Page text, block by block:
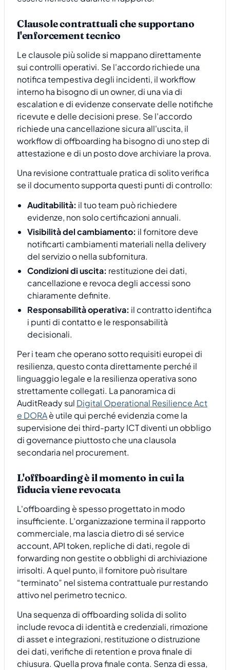
Clausole contrattuali che supportano
l'enforcement tecnico
Le clausole più solide si mappano direttamente
sui controlli operativi. Se l'accordo richiede una
notifica tempestiva degli incidenti, il workflow
interno ha bisogno di un owner, di una via di
escalation e di evidenze conservate delle notifiche
ricevute e delle decisioni prese. Se l'accordo
richiede una cancellazione sicura all'uscita, il
workflow di offboarding ha bisogno di uno step di
attestazione e di un posto dove archiviare la prova.
Una revisione contrattuale pratica di solito verifica
se il documento supporta questi punti di controllo:
Auditabilità: il tuo team può richiedere
evidenze, non solo certificazioni annuali.
Visibilità del cambiamento: il fornitore deve
notificarti cambiamenti materiali nella delivery
del servizio o nella subfornitura.
Condizioni di uscita: restituzione dei dati,
cancellazione e revoca degli accessi sono
chiaramente definite.
Responsabilità operativa: il contratto identifica
i punti di contatto e le responsabilità
decisionali.
Per i team che operano sotto requisiti europei di
resilienza, questo conta direttamente perché il
linguaggio legale e la resilienza operativa sono
strettamente collegati. La panoramica di
AuditReady sul Digital Operational Resilience Act
e DORAè utile qui perché evidenzia come la
supervisione dei third-party ICT diventi un obbligo
di governance piuttosto che una clausola
secondaria nel procurement.
L'offboarding è il momento in cui la
fiducia viene revocata
L'offboarding è spesso progettato in modo
insufficiente. L'organizzazione termina il rapporto
commerciale, ma lascia dietro di sé service
account, API token, repliche di dati, regole di
forwarding non gestite o obblighi di archiviazione
irrisolti. A quel punto, il fornitore può risultare
“terminato” nel sistema contrattuale pur restando
attivo nel perimetro tecnico.
Una sequenza di offboarding solida di solito
include revoca di identità e credenziali, rimozione
di asset e integrazioni, restituzione o distruzione
dei dati, verifiche di retention e prova finale di
chiusura. Quella prova finale conta. Senza di essa,